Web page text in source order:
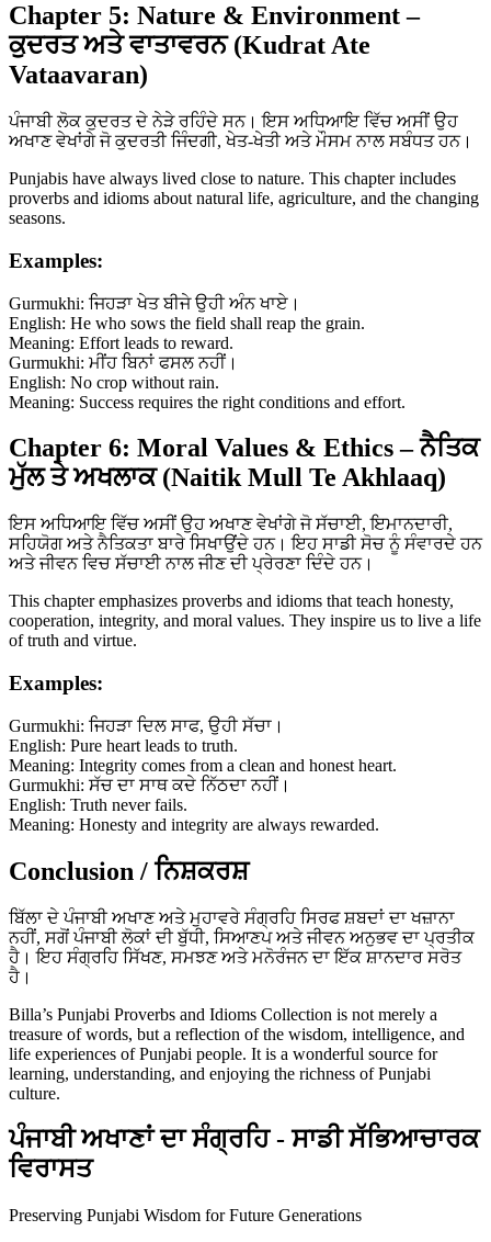
Chapter 5: Nature & Environment –
ਕੁਦਰਤ ਅਤੇ ਵਾਤਾਵਰਨ (Kudrat Ate
Vataavaran)
ਪੰਜਾਬੀ ਲੋਕ ਕੁਦਰਤ ਦੇ ਨੇੜੇ ਰਹਿੰਦੇ ਸਨ। ਇਸ ਅਧਿਆਇ ਵਿੱਚ ਅਸੀਂ ਉਹ
ਅਖਾਣ ਵੇਖਾਂਗੇ ਜੋ ਕੁਦਰਤੀ ਜਿੰਦਗੀ, ਖੇਤ-ਖੇਤੀ ਅਤੇ ਮੌਸਮ ਨਾਲ ਸਬੰਧਤ ਹਨ।
Punjabis have always lived close to nature. This chapter includes
proverbs and idioms about natural life, agriculture, and the changing
seasons.
Examples:
Gurmukhi: ਜਿਹੜਾ ਖੇਤ ਬੀਜੇ ਉਹੀ ਅੰਨ ਖਾਏ।
English: He who sows the field shall reap the grain.
Meaning: Effort leads to reward.
Gurmukhi: ਮੀਂਹ ਬਿਨਾਂ ਫਸਲ ਨਹੀਂ।
English: No crop without rain.
Meaning: Success requires the right conditions and effort.
Chapter 6: Moral Values & Ethics – ਨੈਤਿਕ
ਮੁੱਲ ਤੇ ਅਖਲਾਕ (Naitik Mull Te Akhlaaq)
ਇਸ ਅਧਿਆਇ ਵਿੱਚ ਅਸੀਂ ਉਹ ਅਖਾਣ ਵੇਖਾਂਗੇ ਜੋ ਸੱਚਾਈ, ਇਮਾਨਦਾਰੀ,
ਸਹਿਯੋਗ ਅਤੇ ਨੈਤਿਕਤਾ ਬਾਰੇ ਸਿਖਾਉਂਦੇ ਹਨ। ਇਹ ਸਾਡੀ ਸੋਚ ਨੂੰ ਸੰਵਾਰਦੇ ਹਨ
ਅਤੇ ਜੀਵਨ ਵਿਚ ਸੱਚਾਈ ਨਾਲ ਜੀਣ ਦੀ ਪ੍ਰੇਰਣਾ ਦਿੰਦੇ ਹਨ।
This chapter emphasizes proverbs and idioms that teach honesty,
cooperation, integrity, and moral values. They inspire us to live a life
of truth and virtue.
Examples:
Gurmukhi: ਜਿਹੜਾ ਦਿਲ ਸਾਫ, ਉਹੀ ਸੱਚਾ।
English: Pure heart leads to truth.
Meaning: Integrity comes from a clean and honest heart.
Gurmukhi: ਸੱਚ ਦਾ ਸਾਥ ਕਦੇ ਨਿੱਠਦਾ ਨਹੀਂ।
English: Truth never fails.
Meaning: Honesty and integrity are always rewarded.
Conclusion / ਨਿਸ਼ਕਰਸ਼
ਬਿੱਲਾ ਦੇ ਪੰਜਾਬੀ ਅਖਾਣ ਅਤੇ ਮੁਹਾਵਰੇ ਸੰਗ੍ਰਹਿ ਸਿਰਫ ਸ਼ਬਦਾਂ ਦਾ ਖਜ਼ਾਨਾ
ਨਹੀਂ, ਸਗੋਂ ਪੰਜਾਬੀ ਲੋਕਾਂ ਦੀ ਬੁੱਧੀ, ਸਿਆਣਪ ਅਤੇ ਜੀਵਨ ਅਨੁਭਵ ਦਾ ਪ੍ਰਤੀਕ
ਹੈ। ਇਹ ਸੰਗ੍ਰਹਿ ਸਿੱਖਣ, ਸਮਝਣ ਅਤੇ ਮਨੋਰੰਜਨ ਦਾ ਇੱਕ ਸ਼ਾਨਦਾਰ ਸਰੋਤ
ਹੈ।
Billa’s Punjabi Proverbs and Idioms Collection is not merely a
treasure of words, but a reflection of the wisdom, intelligence, and
life experiences of Punjabi people. It is a wonderful source for
learning, understanding, and enjoying the richness of Punjabi
culture.
ਪੰਜਾਬੀ ਅਖਾਣਾਂ ਦਾ ਸੰਗ੍ਰਹਿ - ਸਾਡੀ ਸੱਭਿਆਚਾਰਕ
ਵਿਰਾਸਤ
Preserving Punjabi Wisdom for Future Generations